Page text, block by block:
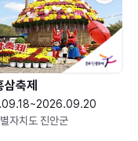
삼축제
자치도 진안군